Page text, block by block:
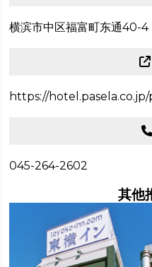
横滨市中区福富町东通40-4
https://
045-264-2602
其他